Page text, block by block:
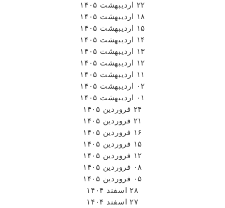
۲۲ اردیبهشت ۱۴۰۵
۱۸ اردیبهشت ۱۴۰۵
۱۵ اردیبهشت ۱۴۰۵
۱۴ اردیبهشت ۱۴۰۵
۱۳ اردیبهشت ۱۴۰۵
۱۲ اردیبهشت ۱۴۰۵
۱۱ اردیبهشت ۱۴۰۵
۰۲ اردیبهشت ۱۴۰۵
۰۱ اردیبهشت ۱۴۰۵
۲۴ فروردین ۱۴۰۵
۲۱ فروردین ۱۴۰۵
۱۶ فروردین ۱۴۰۵
۱۵ فروردین ۱۴۰۵
۱۲ فروردین ۱۴۰۵
۰۸ فروردین ۱۴۰۵
۰۵ فروردین ۱۴۰۵
۲۸ اسفند ۱۴۰۴
۲۷ اسفند ۱۴۰۴